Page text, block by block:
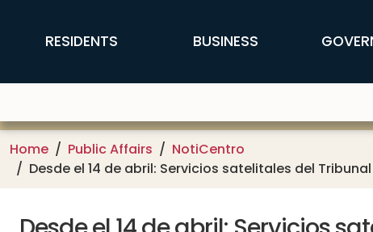
FFX Global Navigation
RESIDENTS BUSINESS
Home Public Affairs
NotiCentro
Desde el 14 de abril: Servicios satelitales del